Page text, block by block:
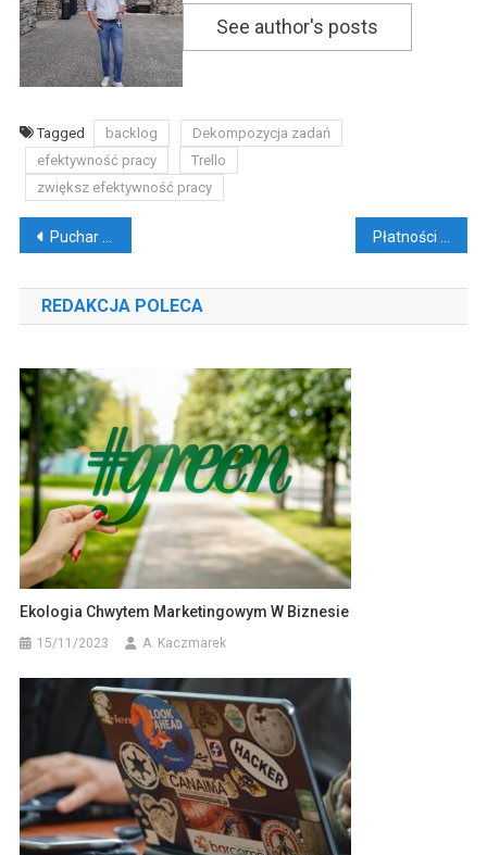
See author's posts
Tagged backlog
Dekompozycja zadań
efektywność pracy
Trello
zwiększ efektywność pracy
Nawigacja
wpisu
Puchar Polski. Ruch – Górnik [filmy]
REDAKCJA POLECA
Ekologia Chwytem Marketingowym W Biznesie
15/11/2023 A. Kaczmarek